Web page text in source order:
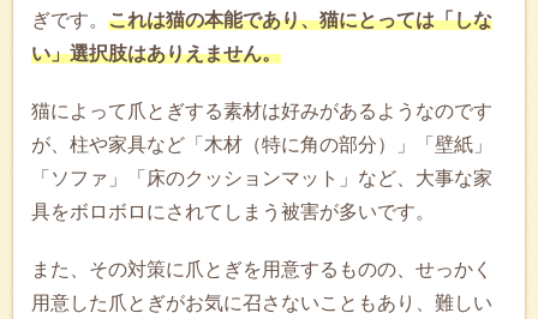
ぎです。 これは猫の本能であり、猫にとっては「しな
い」選択肢はありえません。
猫によって爪とぎする素材は好みがあるようなのです
が、柱や家具など「木材（特に角の部分）」「壁紙」
「ソファ」「床のクッションマット」など、大事な家
具をボロボロにされてしまう被害が多いです。
また、その対策に爪とぎを用意するものの、せっかく
用意した爪とぎがお気に召さないこともあり、難しい